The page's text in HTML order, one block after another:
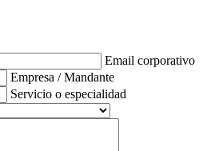
Email corporativo
Empresa / Mandante
Servicio o especialidad